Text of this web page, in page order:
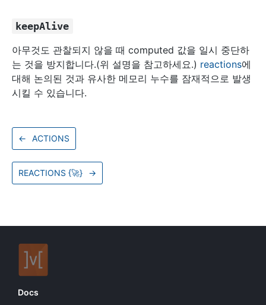
keepAlive
아무것도 관찰되지 않을 때 computed 값을 일시 중단하
는 것을 방지합니다.(위 설명을 참고하세요.) reactions에
대해 논의된 것과 유사한 메모리 누수를 잠재적으로 발생
시킬 수 있습니다.
← ACTIONS
REACTIONS {🚀} →
Docs